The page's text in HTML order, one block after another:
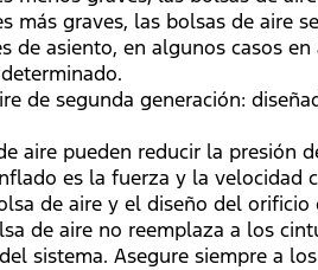
más graves, las bolsas de aire
de asiento, en algunos casos
de segunda generación:
aire pueden reducir la presión
es la fuerza y la
de aire y el diseño del
de aire no reemplaza a los
sistema. Asegure siempre a